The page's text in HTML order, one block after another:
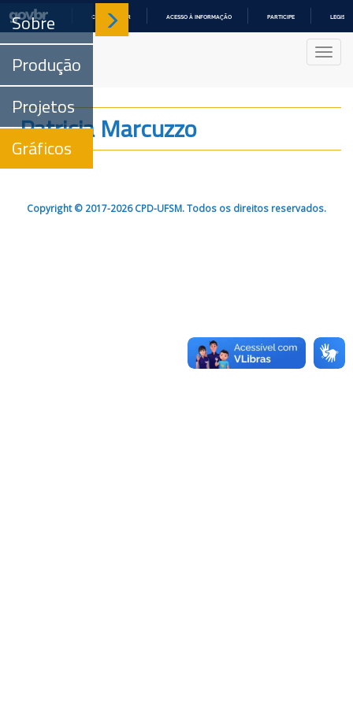
COMUNICA BR ACESSO À INFORMAÇÃO PARTICIPE
Sobre
Produção
Projetos
Gráficos
Patricia Marcuzzo
Copyright © 2017-2026 CPD-UFSM. Todos os direitos reservados.